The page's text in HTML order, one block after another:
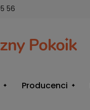
56
Producenci